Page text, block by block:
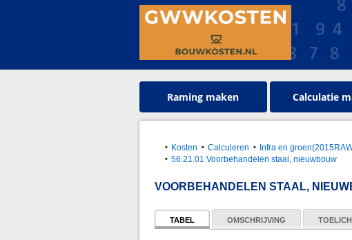
Raming maken Calculatie
Kosten Calculeren Infra en
56.21.01 Voorbehandelen staal, nieuwbouw
VOORBEHANDELEN STAAL,
TABEL OMSCHRIJVING